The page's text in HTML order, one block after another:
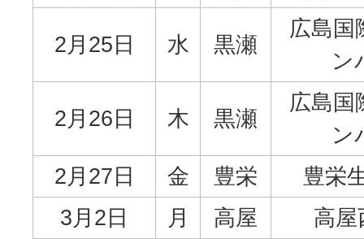
2月25日 水 黒瀬
広島国
ン
2月26日 木 黒瀬
広島国
ン
2月27日
金 豊栄
豊栄
3月2日
月 高屋
高